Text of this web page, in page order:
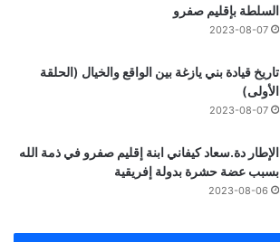
السلطة بإقليم صفرو
2023-08-07
تاريخ قيادة بني يازغة بين الواقع والخيال (الحلقة
الأولى)
2023-08-07
الإطار دة.سعاد كيفاني ابنة إقليم صفرو في ذمة الله
بسبب عضة حشرة بدولة إفريقية
2023-08-06